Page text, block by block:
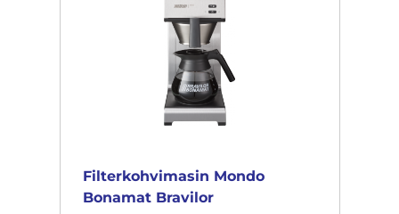
Filterkohvimasin Mondo
Bonamat Bravilor